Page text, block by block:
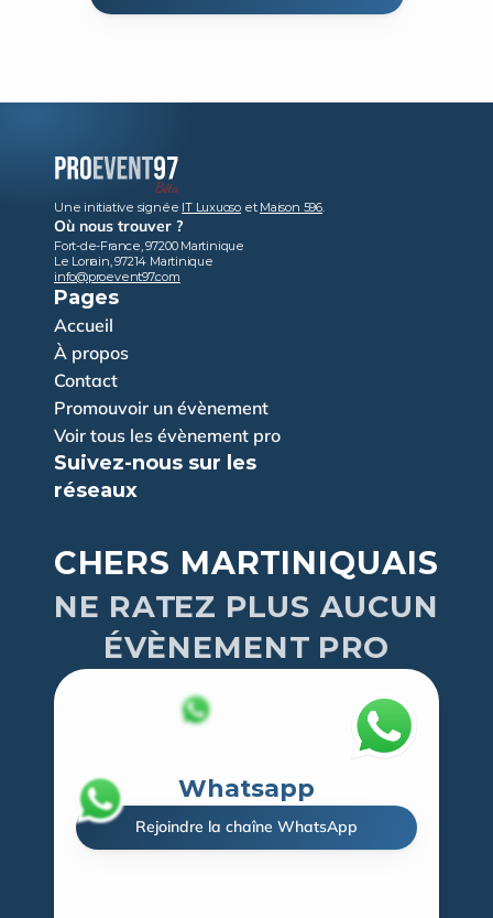
Une initiative signée IT Luxuoso et Maison 596.
Où nous trouver ?
Fort-de-France, 97200 Martinique
Le Lorrain, 97214 Martinique
info@proevent97.com
Pages
Accueil
À propos
Contact
Promouvoir un évènement
Voir tous les évènement pro
Suivez-nous sur les
réseaux
CHERS MARTINIQUAIS
NE RATEZ PLUS AUCUN
ÉVÈNEMENT PRO
Whatsapp
Rejoindre la chaîne WhatsApp